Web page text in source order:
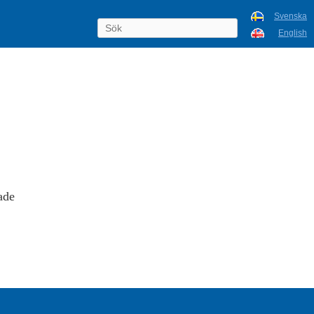
Svenska
English